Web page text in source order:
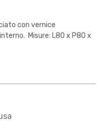
con vernice
Misure: L80 x P80 x